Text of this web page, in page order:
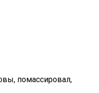
помассировал,